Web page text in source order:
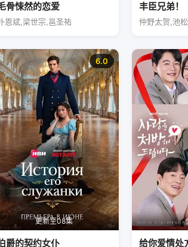
骨悚然的恋爱
恩斌,梁世宗,邕圣祐
丰臣兄弟！
仲野太贺,池
6.0
更新至08集
爵的契约女仆 给你爱情处